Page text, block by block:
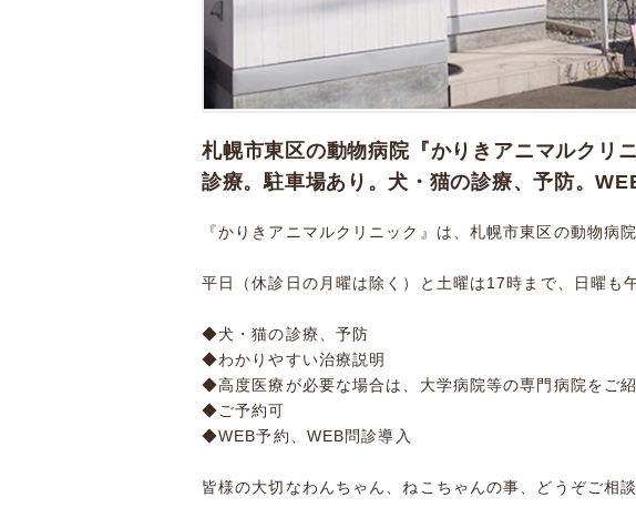
札幌市東区の動物病院『かりきアニマルクリ
診療。駐車場あり。犬・猫の診療、予防。
『かりきアニマルクリニック』は、札幌市東区の動物病院
平日（休診日の月曜は除く）と土曜は17時まで、日曜も
◆犬・猫の診療、予防
◆わかりやすい治療説明
◆高度医療が必要な場合は、大学病院等の専門病院をご
◆ご予約可
◆WEB予約、WEB問診導入
皆様の大切なわんちゃん、ねこちゃんの事、どうぞご相談